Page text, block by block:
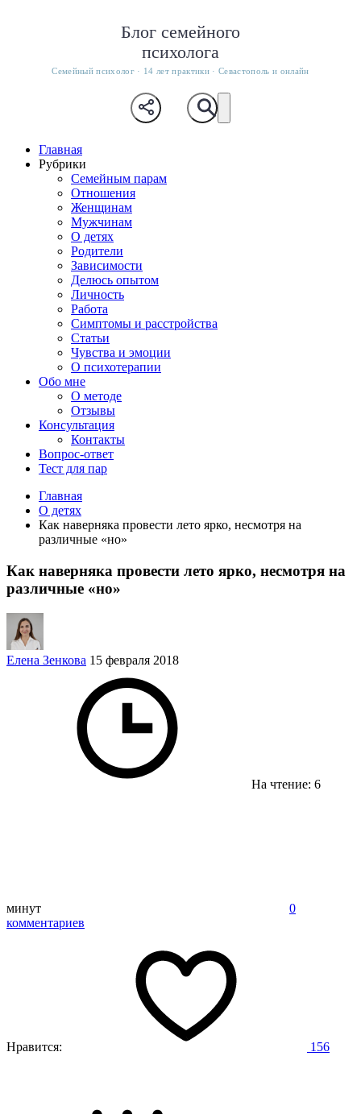
Блог семейного
психолога
Семейный психолог · 14 лет практики · Севастополь и онлайн
Главная
Рубрики
Семейным парам
Отношения
Женщинам
Мужчинам
О детях
Родители
Зависимости
Делюсь опытом
Личность
Работа
Симптомы и расстройства
Статьи
Чувства и эмоции
О психотерапии
Обо мне
О методе
Отзывы
Консультация
Контакты
Вопрос-ответ
Тест для пар
Главная
О детях
Как наверняка провести лето ярко, несмотря на
различные «но»
Как наверняка провести лето ярко, несмотря на
различные «но»
Елена Зенкова 15 февраля 2018
На чтение: 6
минут
0
комментариев
Нравится: 156